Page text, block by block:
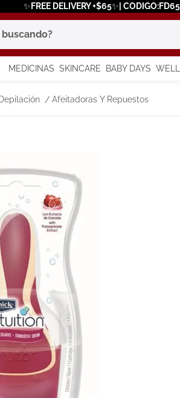
✨FREE DELIVERY +$65✨| CODIGO:FD65
MEDICINAS SKINCARE BABY DAYS
Afeitadoras Y Repuestos
más buscados